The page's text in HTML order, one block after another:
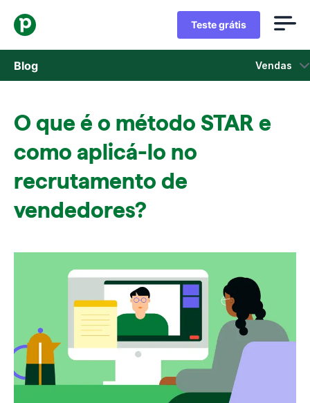
Teste grátis
Blog Vendas
Atualizações de Produtos
Estudos de caso
Abre em uma nova janela
O que é o método STAR e
como aplicá-lo no
recrutamento de
vendedores?